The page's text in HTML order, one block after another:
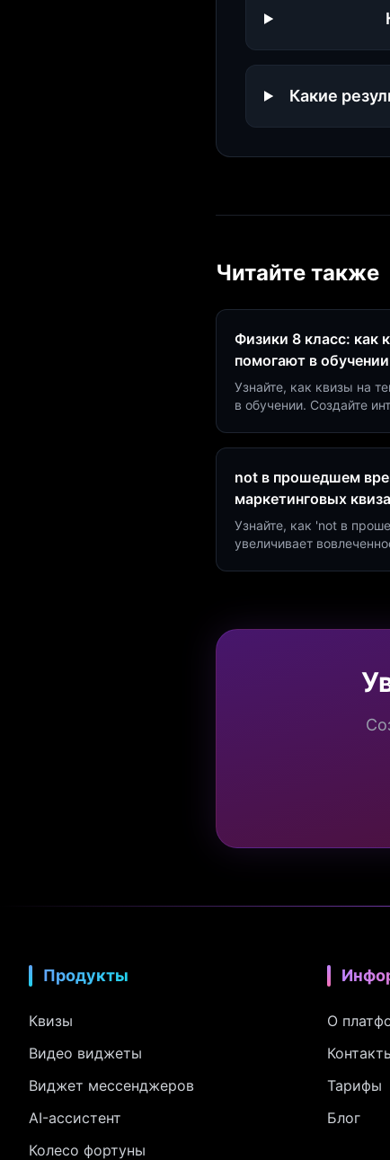
Какие
Читайте также
Физики 8 класс: как
помогают в обучении
Узнайте, как квизы на
в обучении. Создайте
not в прошедшем
маркетинговых
Узнайте, как 'not в
увеличивает
Продукты
Квизы
Видео виджеты
Виджет мессенджеров
AI-ассистент
Колесо фортуны
О
Тарифы
Блог